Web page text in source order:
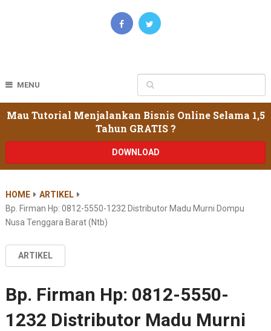
MENU
Mau Tutorial Menjalankan Bisnis Online Selama 1,5
Tahun GRATIS ?
DOWNLOAD
HOME
ARTIKEL
Bp. Firman Hp: 0812-5550-1232 Distributor Madu Murni Dompu
Nusa Tenggara Barat (ntb)
ARTIKEL
Bp. Firman Hp: 0812-5550-
1232 Distributor Madu Murni